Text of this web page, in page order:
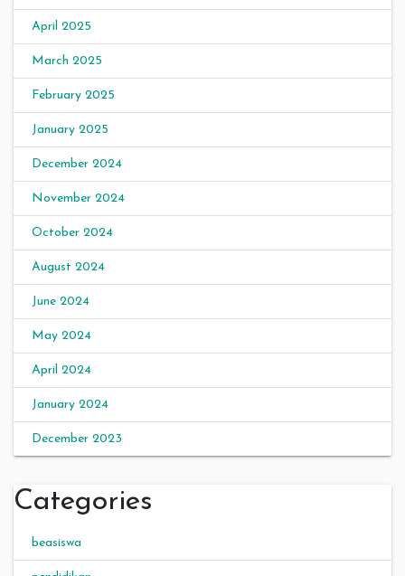
April 2025
March 2025
February 2025
January 2025
December 2024
November 2024
October 2024
August 2024
June 2024
May 2024
April 2024
January 2024
December 2023
Categories
beasiswa